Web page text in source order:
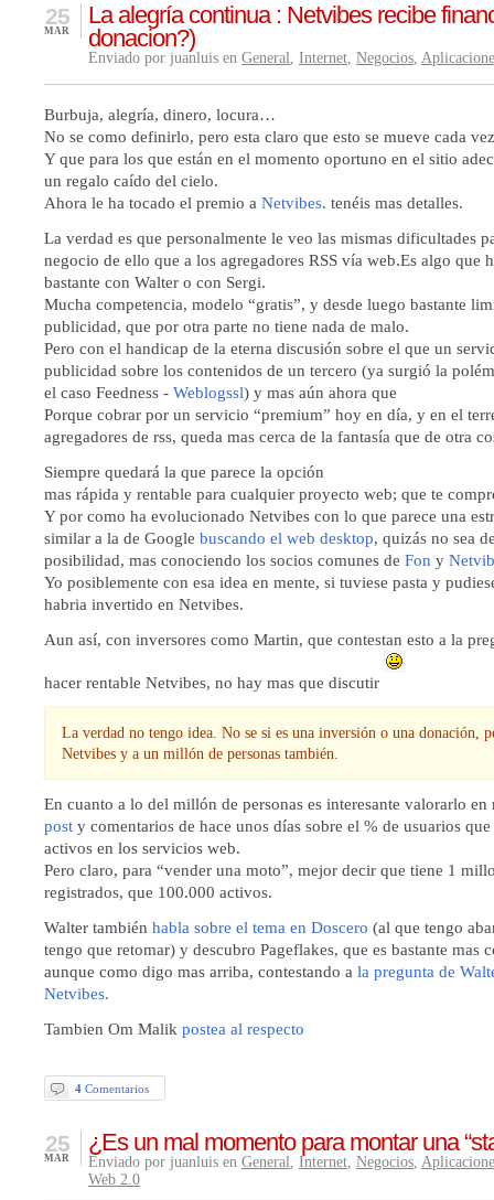
La alegría continua : Netvibes recibe
donacion?)
25
MAR
Enviado por juanluis en General, Internet, Negocios,
Burbuja, alegría, dinero, locura…
No se como definirlo, pero esta claro que esto se mueve cada
Y que para los que están en el momento oportuno en el sitio
un regalo caído del cielo.
Ahora le ha tocado el premio a Netvibes. tenéis mas detalles.
La verdad es que personalmente le veo las mismas dificultades
negocio de ello que a los agregadores RSS vía web.Es algo que
bastante con Walter o con Sergi.
Mucha competencia, modelo “gratis”, y desde luego bastante
publicidad, que por otra parte no tiene nada de malo.
Pero con el handicap de la eterna discusión sobre el que un
publicidad sobre los contenidos de un tercero (ya surgió la
el caso Feedness - Weblogssl) y mas aún ahora que
Porque cobrar por un servicio “premium” hoy en día, y en el
agregadores de rss, queda mas cerca de la fantasía que de otra
Siempre quedará la que parece la opción
mas rápida y rentable para cualquier proyecto web; que te
Y por como ha evolucionado Netvibes con lo que parece una
similar a la de Google buscando el web desktop, quizás no sea
posibilidad, mas conociendo los socios comunes de Fon y
Yo posiblemente con esa idea en mente, si tuviese pasta y
habria invertido en Netvibes.
Aun así, con inversores como Martin, que contestan esto a la
hacer rentable Netvibes, no hay mas que discutir
La verdad no tengo idea. No se si es una inversión o una donación,
Netvibes y a un millón de personas también.
En cuanto a lo del millón de personas es interesante valorarlo
post y comentarios de hace unos días sobre el % de usuarios
activos en los servicios web.
Pero claro, para “vender una moto”, mejor decir que tiene 1
registrados, que 100.000 activos.
Walter también habla sobre el tema en Doscero (al que tengo
tengo que retomar) y descubro Pageflakes, que es bastante mas
aunque como digo mas arriba, contestando a la pregunta de
Netvibes.
Tambien Om Malik postea al respecto
4 Comentarios
¿Es un mal momento para montar una
25
MAR Enviado por juanluis en General, Internet, Negocios,
Web 2.0